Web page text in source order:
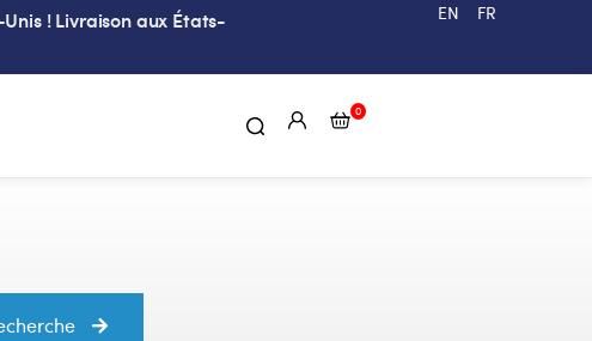
! Livraison aux États-
EN FR
0